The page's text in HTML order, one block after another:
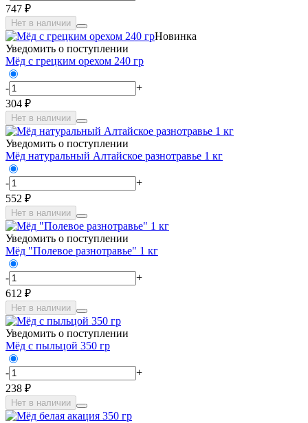
747 ₽
Нет в наличии
Новинка
Уведомить о поступлении
Мёд с грецким орехом 240 гр
-
+
304 ₽
Нет в наличии
Уведомить о поступлении
Мёд натуральный Алтайское разнотравье 1 кг
-
+
552 ₽
Нет в наличии
Уведомить о поступлении
Мёд "Полевое разнотравье" 1 кг
-
+
612 ₽
Нет в наличии
Уведомить о поступлении
Мёд с пыльцой 350 гр
-
+
238 ₽
Нет в наличии